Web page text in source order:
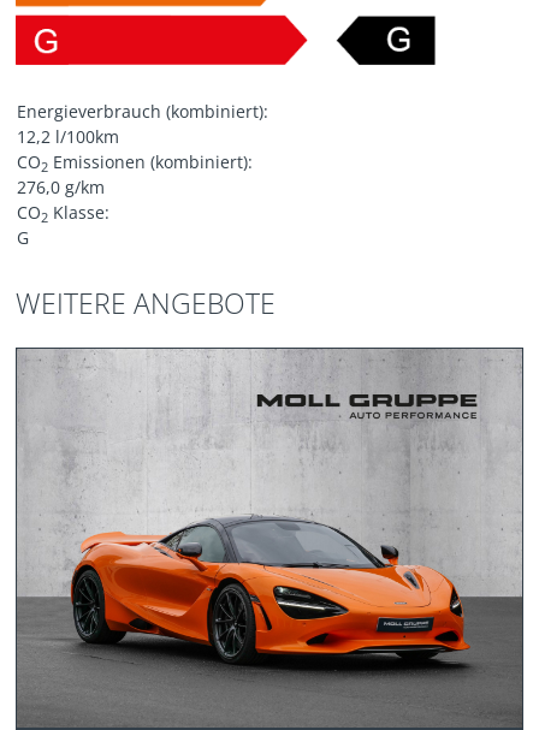
Energieverbrauch (kombiniert):
12,2 l/100km
CO2 Emissionen (kombiniert):
276,0 g/km
CO2 Klasse:
G
WEITERE ANGEBOTE